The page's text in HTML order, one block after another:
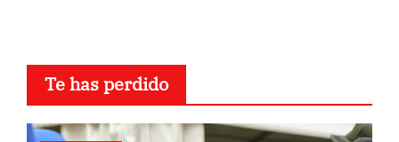
Te has perdido